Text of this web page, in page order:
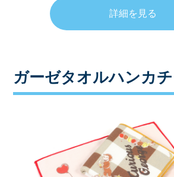
詳細を見る
ガーゼタオルハンカチ